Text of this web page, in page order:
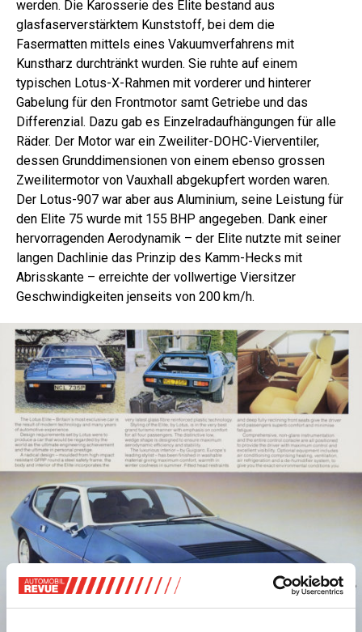
werden. Die Karosserie des Elite bestand aus
glasfaserverstärktem Kunststoff, bei dem die
Fasermatten mittels eines Vakuumverfahrens mit
Kunstharz durchtränkt wurden. Sie ruhte auf einem
typischen Lotus-X-Rahmen mit vorderer und hinterer
Gabelung für den Frontmotor samt Getriebe und das
Differenzial. Dazu gab es Einzelradaufhängungen für alle
Räder. Der Motor war ein Zweiliter-DOHC-Vierventiler,
dessen Grund­dimensionen von einem ebenso grossen
Zweiliter­motor von Vauxhall abgekupfert worden waren.
Der Lotus-907 war aber aus Aluminium, seine Leistung für
den Elite 75 wurde mit 155 BHP angegeben. Dank einer
hervorragenden Aerodynamik – der Elite nutzte mit seiner
langen Dachlinie das Prinzip des Kamm-Hecks mit
Abrisskante – erreichte der vollwertige Viersitzer
Geschwindigkeiten jenseits von 200 km/h.